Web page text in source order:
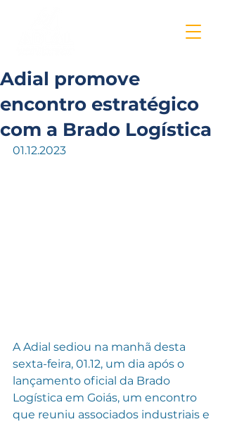
Adial promove
encontro estratégico
com a Brado Logística
01.12.2023
A Adial sediou na manhã desta
sexta-feira, 01.12, um dia após o
lançamento oficial da Brado
Logística em Goiás, um encontro
que reuniu associados industriais e